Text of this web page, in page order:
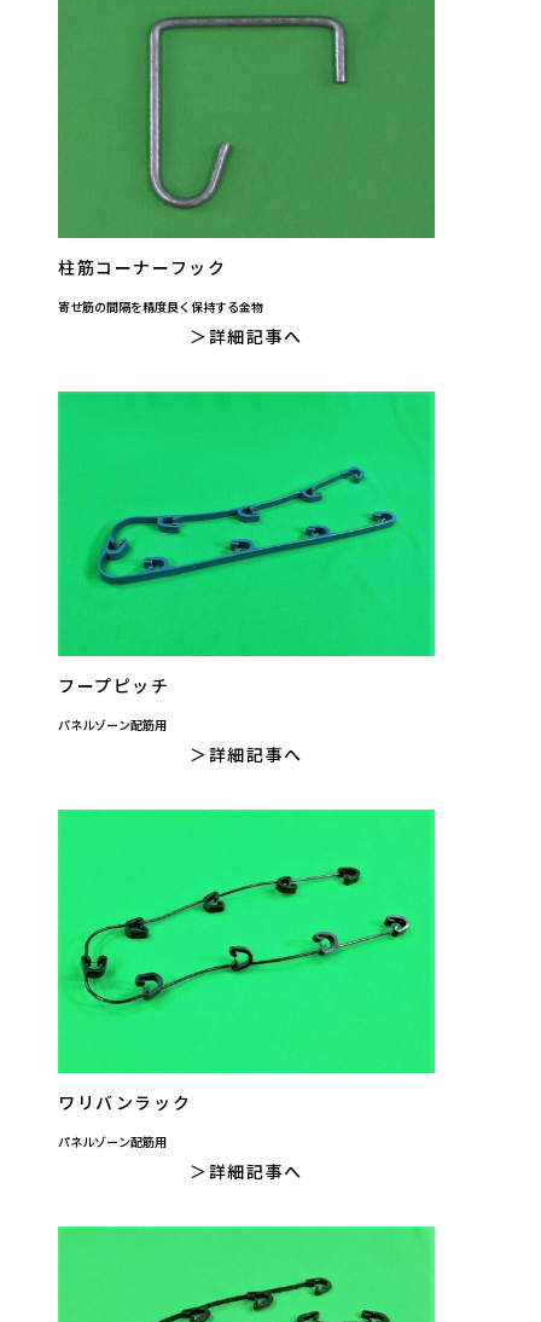
柱筋コーナーフック
寄せ筋の間隔を精度良く保持する金物
詳細記事へ
フープピッチ
パネルゾーン配筋用
詳細記事へ
ワリバンラック
パネルゾーン配筋用
詳細記事へ